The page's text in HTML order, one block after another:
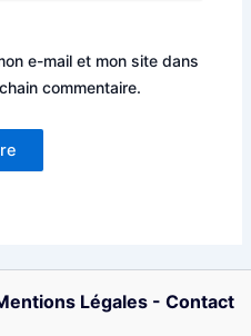
e-mail et mon site dans
commentaire.
Légales- Contact